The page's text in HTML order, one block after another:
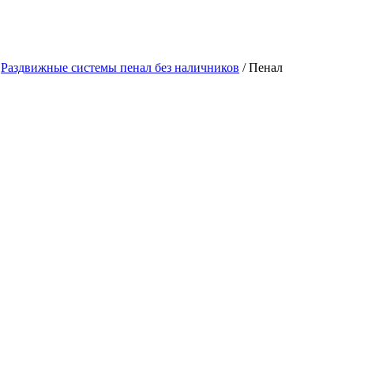
Раздвижные системы пенал без наличников / Пенал